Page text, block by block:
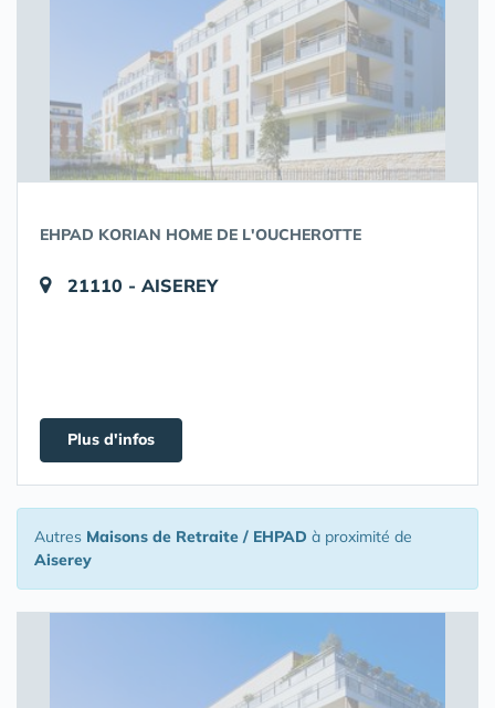
EHPAD KORIAN HOME DE L'OUCHEROTTE
21110 - AISEREY
Plus d'infos
Autres Maisons de Retraite / EHPAD à proximité de
Aiserey